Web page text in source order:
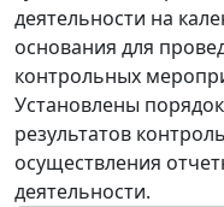
деятельности на
основания для
контрольных
Установлены
результатов
осуществления
деятельности.